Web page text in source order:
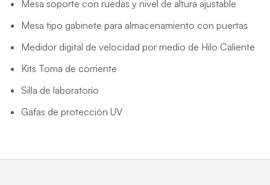
Mesa soporte con ruedas y nivel de altura ajustable
Mesa tipo gabinete para almacenamiento con puertas
Medidor digital de velocidad por medio de Hilo Caliente
Kits Toma de corriente
Silla de laboratorio
Gafas de protección UV